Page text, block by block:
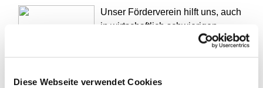
Diese Webseite verwendet Cookies
Unser Förderverein hilft uns, auch
in wirtschaftlich schwierigen
Zeiten unseren Auftrag zu erfüllen.
Gottes Liebe nahe zu bringen.